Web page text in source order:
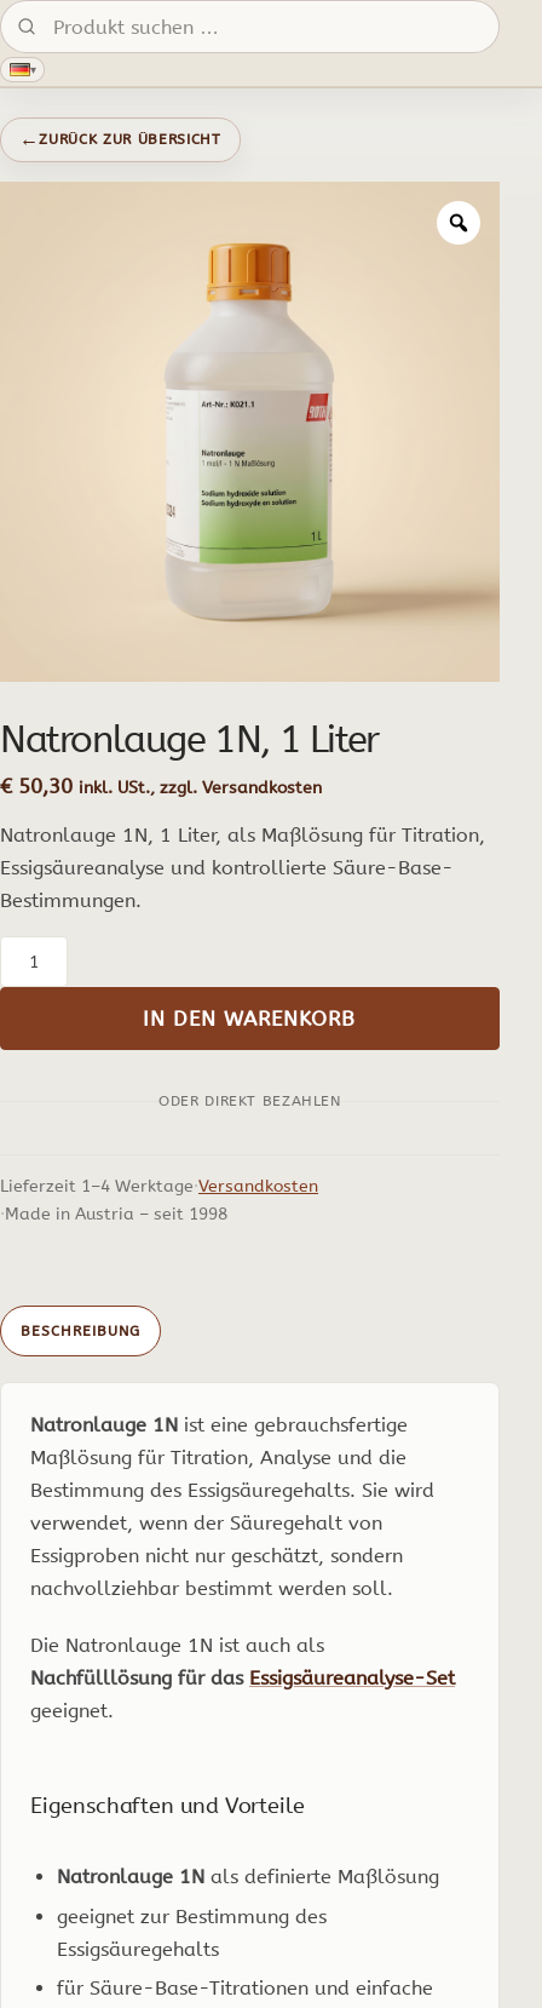
Produkte suchen:
▾
←ZURÜCK ZUR ÜBERSICHT
Natronlauge 1N, 1 Liter
€50,30 inkl. USt., zzgl. Versandkosten
Natronlauge 1N, 1 Liter, als Maßlösung für Titration,
Essigsäureanalyse und kontrollierte Säure-Base-
Bestimmungen.
1
IN DEN WARENKORB
ODER DIREKT BEZAHLEN
Lieferzeit 1–4 Werktage Versandkosten
Made in Austria – seit 1998
BESCHREIBUNG
Natronlauge 1N ist eine gebrauchsfertige
Maßlösung für Titration, Analyse und die
Bestimmung des Essigsäuregehalts. Sie wird
verwendet, wenn der Säuregehalt von
Essigproben nicht nur geschätzt, sondern
nachvollziehbar bestimmt werden soll.
Die Natronlauge 1N ist auch als
Nachfülllösung für das Essigsäureanalyse-Set
geeignet.
Eigenschaften und Vorteile
Natronlauge 1N als definierte Maßlösung
geeignet zur Bestimmung des
Essigsäuregehalts
für Säure-Base-Titrationen und einfache